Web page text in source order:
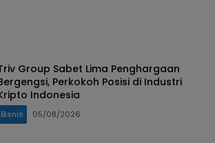
Group Sabet Lima Penghargaan
Perkokoh Posisi di Industri
Indonesia
Bisnis 05/08/2026